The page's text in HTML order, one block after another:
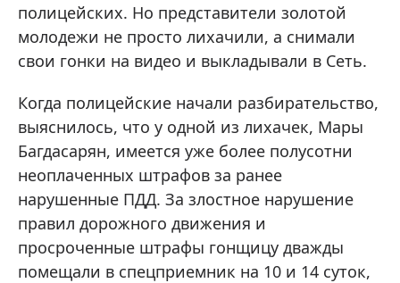
полицейских. Но представители золотой
молодежи не просто лихачили, а снимали
свои гонки на видео и выкладывали в Сеть.
Когда полицейские начали разбирательство,
выяснилось, что у одной из лихачек, Мары
Багдасарян, имеется уже более полусотни
неоплаченных штрафов за ранее
нарушенные ПДД. За злостное нарушение
правил дорожного движения и
просроченные штрафы гонщицу дважды
помещали в спецприемник на 10 и 14 суток,